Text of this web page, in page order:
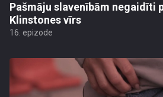
Pašmāju slavenībām negaidīti
Klinstones vīrs
16. epizode